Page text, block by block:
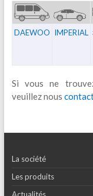
DAEWOO IMPERIAL
Si vous ne
veuillez nous
La société
Les produits